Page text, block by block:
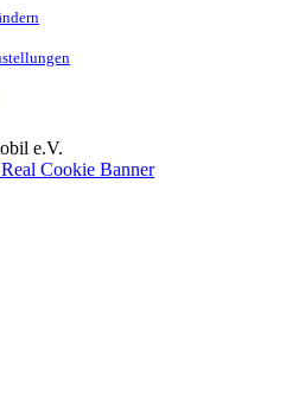
e.V.
Cookie Banner